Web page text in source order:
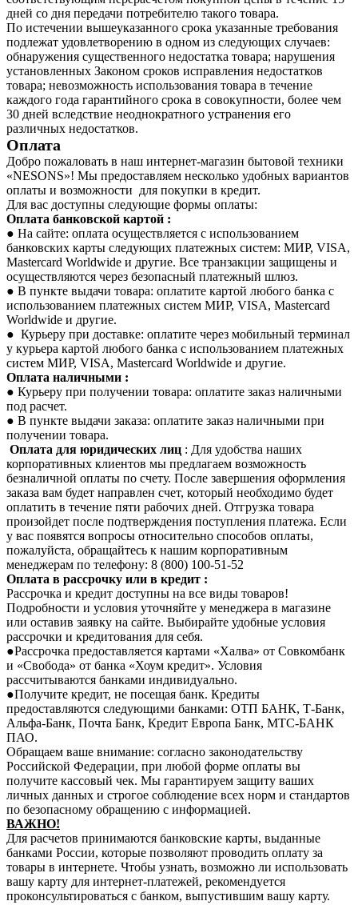
дней со дня передачи потребителю такого товара.
По истечении вышеуказанного срока указанные требования
подлежат удовлетворению в одном из следующих случаев:
обнаружения существенного недостатка товара; нарушения
установленных Законом сроков исправления недостатков
товара; невозможность использования товара в течение
каждого года гарантийного срока в совокупности, более чем
30 дней вследствие неоднократного устранения его
различных недостатков.
Оплата
Добро пожаловать в наш интернет-магазин бытовой техники
«NESONS»! Мы предоставляем несколько удобных вариантов
оплаты и возможности для покупки в кредит.
Для вас доступны следующие формы оплаты:
Оплата банковской картой :
● На сайте: оплата осуществляется с использованием
банковских карты следующих платежных систем: МИР, VISA,
Mastercard Worldwide и другие. Все транзакции защищены и
осуществляются через безопасный платежный шлюз.
● В пункте выдачи товара: оплатите картой любого банка с
использованием платежных систем МИР, VISA, Mastercard
Worldwide и другие.
● Курьеру при доставке: оплатите через мобильный терминал
у курьера картой любого банка с использованием платежных
систем МИР, VISA, Mastercard Worldwide и другие.
Оплата наличными :
● Курьеру при получении товара: оплатите заказ наличными
под расчет.
● В пункте выдачи заказа: оплатите заказ наличными при
получении товара.
Оплата для юридических лиц : Для удобства наших
корпоративных клиентов мы предлагаем возможность
безналичной оплаты по счету. После завершения оформления
заказа вам будет направлен счет, который необходимо будет
оплатить в течение пяти рабочих дней. Отгрузка товара
произойдет после подтверждения поступления платежа. Если
у вас появятся вопросы относительно способов оплаты,
пожалуйста, обращайтесь к нашим корпоративным
менеджерам по телефону: 8 (800) 100-51-52
Оплата в рассрочку или в кредит :
Рассрочка и кредит доступны на все виды товаров!
Подробности и условия уточняйте у менеджера в магазине
или оставив заявку на сайте. Выбирайте удобные условия
рассрочки и кредитования для себя.
●Рассрочка предоставляется картами «Халва» от Совкомбанк
и «Свобода» от банка «Хоум кредит». Условия
рассчитываются банками индивидуально.
●Получите кредит, не посещая банк. Кредиты
предоставляются следующими банками: ОТП БАНК, Т-Банк,
Альфа-Банк, Почта Банк, Кредит Европа Банк, МТС-БАНК
ПАО.
Обращаем ваше внимание: согласно законодательству
Российской Федерации, при любой форме оплаты вы
получите кассовый чек. Мы гарантируем защиту ваших
личных данных и строгое соблюдение всех норм и стандартов
по безопасному обращению с информацией.
ВАЖНО!
Для расчетов принимаются банковские карты, выданные
банками России, которые позволяют проводить оплату за
товары в интернете. Чтобы узнать, возможно ли использовать
вашу карту для интернет-платежей, рекомендуется
проконсультироваться с банком, выпустившим вашу карту.